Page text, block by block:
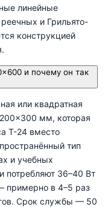
линейные
и Грильято-
конструкцией
и почему он так
или квадратная
мм, которая
T-24 вместо
тип
и учебных
потребляют 36–40 Вт
примерно в 4–5 раз
Срок службы — 50